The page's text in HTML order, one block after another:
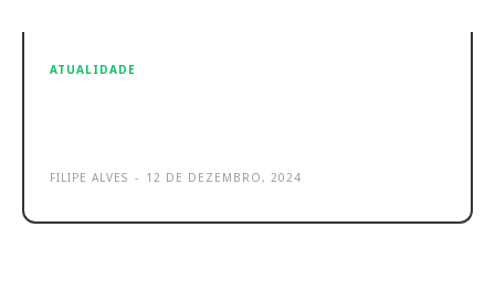
ATUALIDADE
FILIPE ALVES - 12 DE DEZEMBRO, 2024